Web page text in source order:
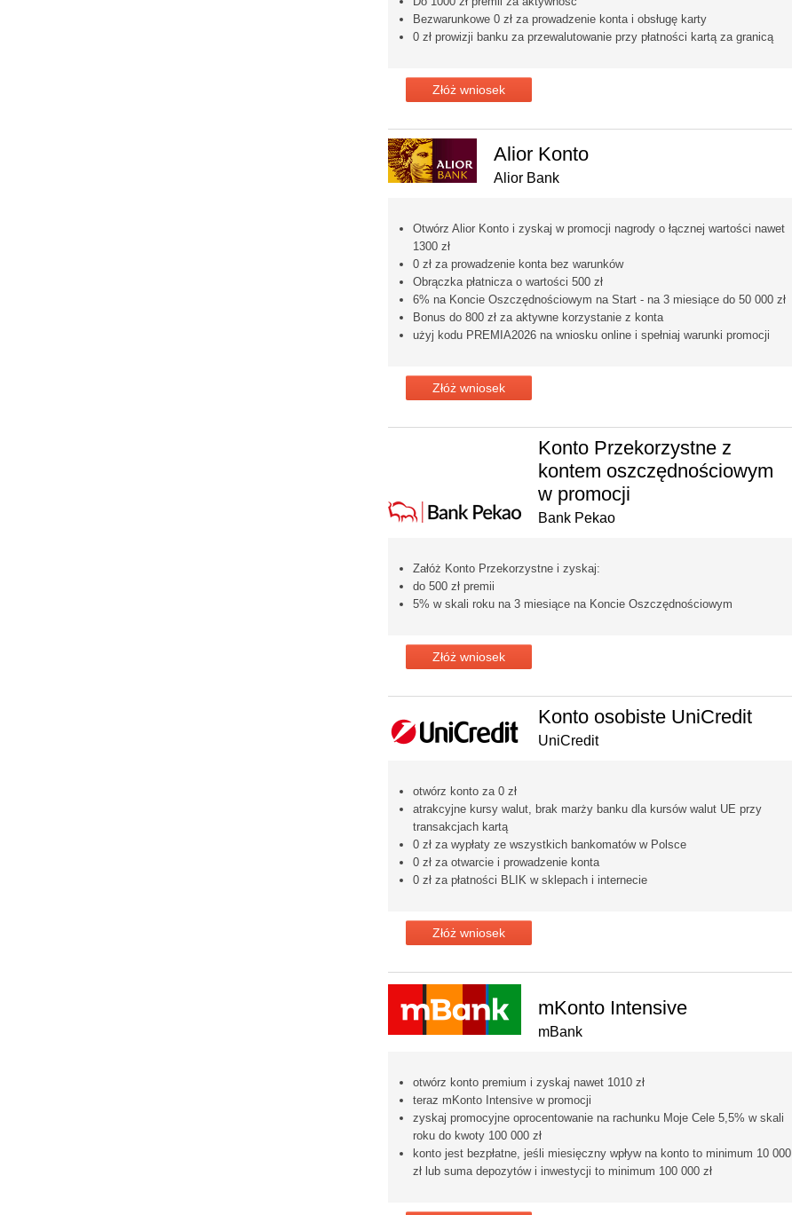
Bezwarunkowe 0 zł za prowadzenie konta i obsługę karty
0 zł prowizji banku za przewalutowanie przy płatności kartą za granicą
Złóż wniosek
Alior Konto
Alior Bank
Otwórz Alior Konto i zyskaj w promocji nagrody o łącznej wartości nawet
1300 zł
0 zł za prowadzenie konta bez warunków
Obrączka płatnicza o wartości 500 zł
6% na Koncie Oszczędnościowym na Start - na 3 miesiące do 50 000 zł
Bonus do 800 zł za aktywne korzystanie z konta
użyj kodu PREMIA2026 na wniosku online i spełniaj warunki promocji
Złóż wniosek
Konto Przekorzystne z
kontem oszczędnościowym
w promocji
Bank Pekao
Załóż Konto Przekorzystne i zyskaj:
do 500 zł premii
5% w skali roku na 3 miesiące na Koncie Oszczędnościowym
Złóż wniosek
Konto osobiste UniCredit
UniCredit
otwórz konto za 0 zł
atrakcyjne kursy walut, brak marży banku dla kursów walut UE przy
transakcjach kartą
0 zł za wypłaty ze wszystkich bankomatów w Polsce
0 zł za otwarcie i prowadzenie konta
0 zł za płatności BLIK w sklepach i internecie
Złóż wniosek
mKonto Intensive
mBank
otwórz konto premium i zyskaj nawet 1010 zł
teraz mKonto Intensive w promocji
zyskaj promocyjne oprocentowanie na rachunku Moje Cele 5,5% w skali
roku do kwoty 100 000 zł
konto jest bezpłatne, jeśli miesięczny wpływ na konto to minimum 10 000
zł lub suma depozytów i inwestycji to minimum 100 000 zł